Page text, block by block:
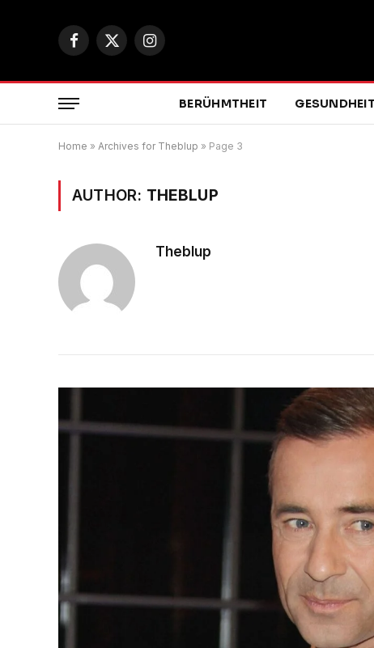
Facebook
X
Instagram
BERÜHMTHEIT GESUNDHEIT
Home » Archives for Theblup » Page 3
AUTHOR: THEBLUP
Theblup